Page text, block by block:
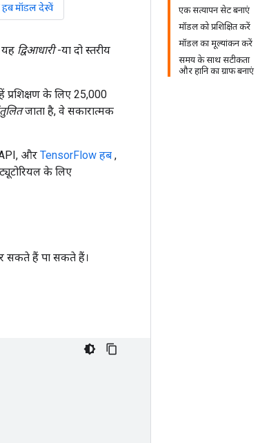
एक सत्यापन सेट बनाएं
मॉडल को प्रशिक्षित करें
मॉडल का मूल्यांकन करें
समय के साथ सटीकता
और हानि का ग्राफ बनाएं
हब मॉडल देखें
यह द्विआधारी-या दो स्तरीय
प्रशिक्षण के लिए 25,000
जाता है, वे सकारात्मक
API, और TensorFlow हब ,
के लिए
सकते हैं पा सकते हैं।